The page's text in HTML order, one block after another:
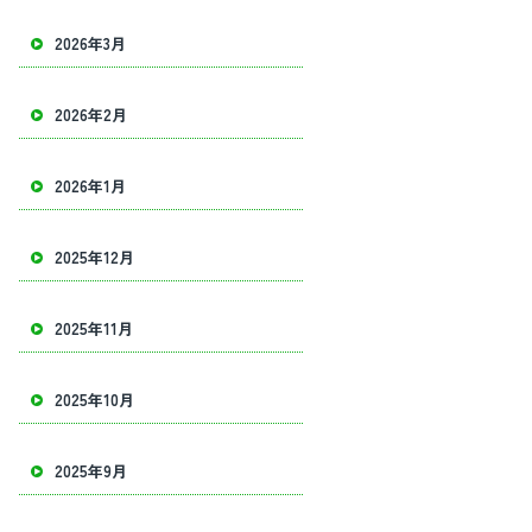
2026年3月
2026年2月
2026年1月
2025年12月
2025年11月
2025年10月
2025年9月